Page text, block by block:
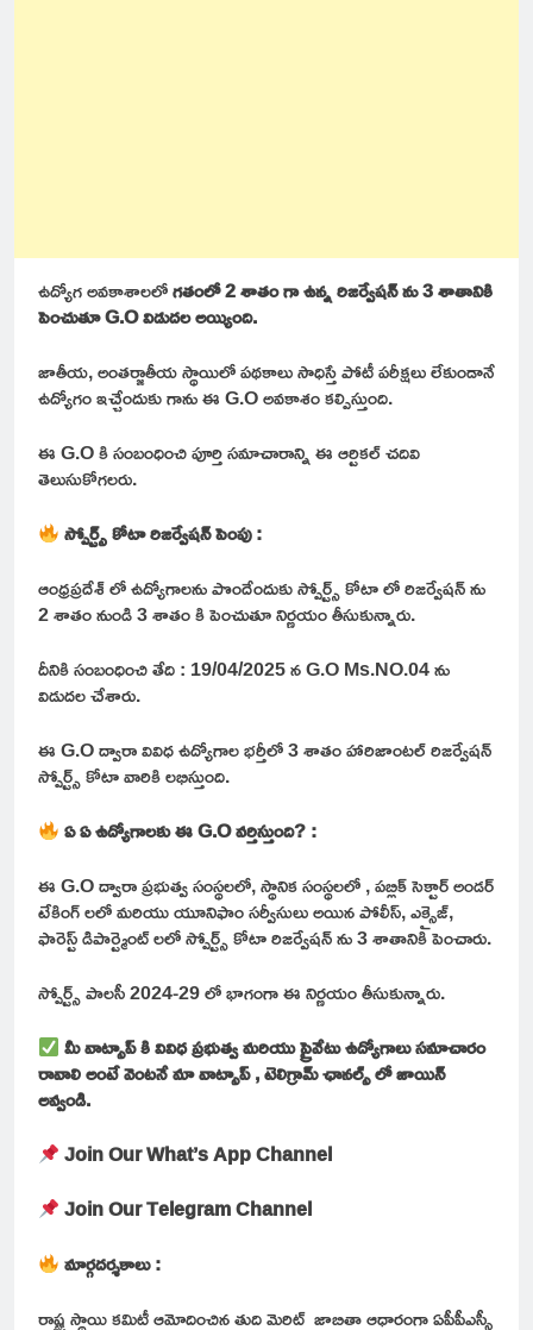
ఉద్యోగ అవకాశాలలోగతంలో 2 శాతం గా ఉన్న రిజర్వేషన్ ను 3 శాతానికి
పెంచుతూ G.O విడుదల అయ్యింది.
జాతీయ, అంతర్జాతీయ స్థాయిలో పథకాలు సాధిస్తే పోటీ పరీక్షలు లేకుండానే
ఉద్యోగం ఇచ్చేందుకు గాను ఈ G.O అవకాశం కల్పిస్తుంది.
ఈ G.O కి సంబంధించి పూర్తి సమాచారాన్ని ఈ ఆర్టికల్ చదివి
తెలుసుకోగలరు.
స్పోర్ట్స్ కోటా రిజర్వేషన్ పెంపు :
ఆంధ్రప్రదేశ్ లో ఉద్యోగాలను పొందేందుకు స్పోర్ట్స్ కోటా లో రిజర్వేషన్ ను
2 శాతం నుండి 3 శాతం కి పెంచుతూ నిర్ణయం తీసుకున్నారు.
దీనికి సంబంధించి తేది : 19/04/2025 న G.O Ms.NO.04 ను
విడుదల చేశారు.
ఈ G.O ద్వారా వివిధ ఉద్యోగాల భర్తీలో 3 శాతం హారిజాంటల్ రిజర్వేషన్
స్పోర్ట్స్ కోటా వారికి లభిస్తుంది.
ఏ ఏ ఉద్యోగాలకు ఈ G.O వర్తిస్తుంది? :
ఈ G.O ద్వారా ప్రభుత్వ సంస్థలలో, స్థానిక సంస్థలలో , పబ్లిక్ సెక్టార్ అండర్
టేకింగ్ లలో మరియు యూనిఫాం సర్వీసులు అయిన పోలీస్, ఎక్సైజ్,
ఫారెస్ట్ డిపార్ట్మెంట్ లలో స్పోర్ట్స్ కోటా రిజర్వేషన్ ను 3 శాతానికి పెంచారు.
స్పోర్ట్స్ పాలసీ 2024-29 లో భాగంగా ఈ నిర్ణయం తీసుకున్నారు.
మీ వాట్సాప్ కి వివిధ ప్రభుత్వ మరియు ప్రైవేటు ఉద్యోగాలు సమాచారం
రావాలి అంటే వెంటనే మా వాట్సాప్ , టెలిగ్రామ్ ఛానల్స్ లో జాయిన్
అవ్వండి.
Join Our What’s App Channel
Join Our Telegram Channel
మార్గదర్శకాలు :
రాష్ట్ర స్థాయి కమిటీ ఆమోదించిన తుది మెరిట్ జాబితా ఆధారంగా ఏపీపీఎస్సీ